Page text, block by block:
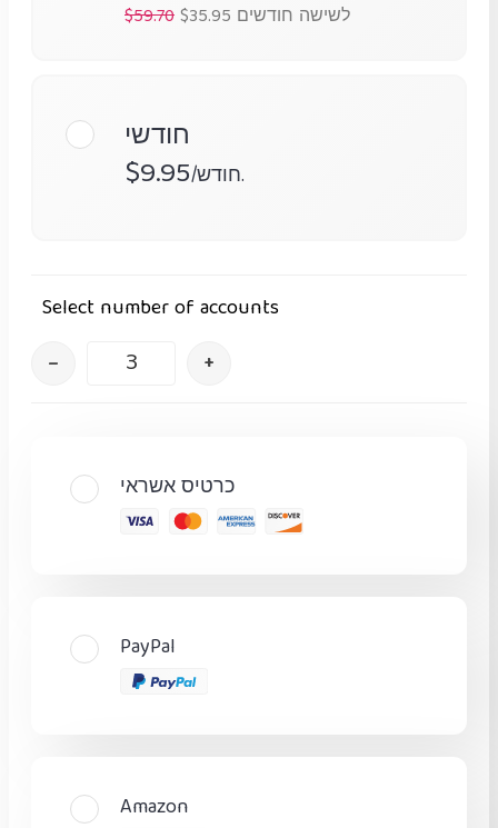
$59.70 $35.95 לשישה חודשים
חודשי
$9.95 /חודש.
Select number of accounts
– +
כרטיס אשראי
PayPal
Amazon